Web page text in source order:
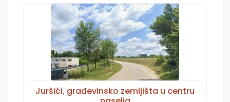
Juršići, građevinsko zemljišta u centru